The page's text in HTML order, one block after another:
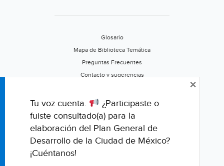
Glosario
Mapa de Biblioteca Temática
Preguntas Frecuentes
Contacto y sugerencias
Califica este portal
Tu voz cuenta.
¿Participaste o
fuiste consultado(a) para la
elaboración del Plan General de
Desarrollo de la Ciudad de México?
¡Cuéntanos!
×